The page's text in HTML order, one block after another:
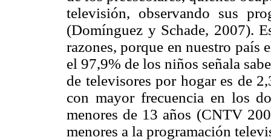
televisión, observando sus
(Domínguez y Schade, 2007).
razones, porque en nuestro país
el 97,9% de los niños señala
de televisores por hogar es de
con mayor frecuencia en los
menores de 13 años (CNTV
menores a la programación